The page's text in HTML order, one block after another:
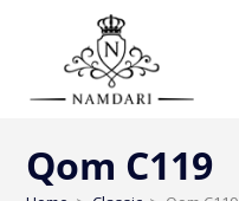
Qom C119